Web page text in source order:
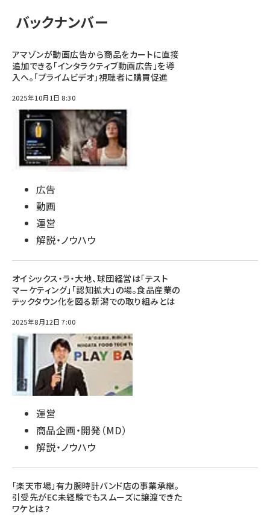
バックナンバー
アマゾンが動画広告から商品をカートに直接
追加できる「インタラクティブ動画広告」を導
入へ。「プライムビデオ」視聴者に購買促進
2025年10月1日 8:30
広告
動画
運営
解説・ノウハウ
オイシックス・ラ・大地、球団経営は「テスト
マーケティング」「認知拡大」の場。食品産業の
テックタウン化を図る新潟での取り組みとは
2025年8月12日 7:00
運営
商品企画・開発（MD）
解説・ノウハウ
「楽天市場」有力腕時計バンド店の事業承継。
引受先がEC未経験でもスムーズに譲渡できた
ワケとは？